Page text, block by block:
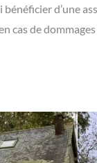
d’une
cas de